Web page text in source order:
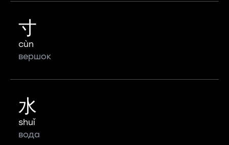
寸
cùn
вершок
水
shuǐ
вода